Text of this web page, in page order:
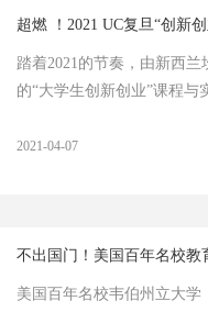
超燃 ！2021 UC复旦“创新
踏着2021的节奏，由新西
的“大学生创新创业”课程与
2021-04-07
不出国门！美国百年名校教
美国百年名校韦伯州立大学